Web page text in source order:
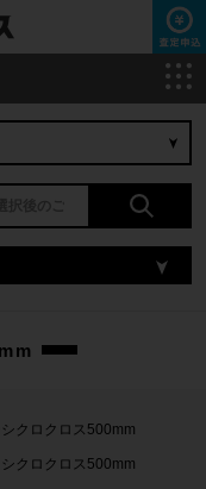
クロクロス500mm
クロクロス500mm